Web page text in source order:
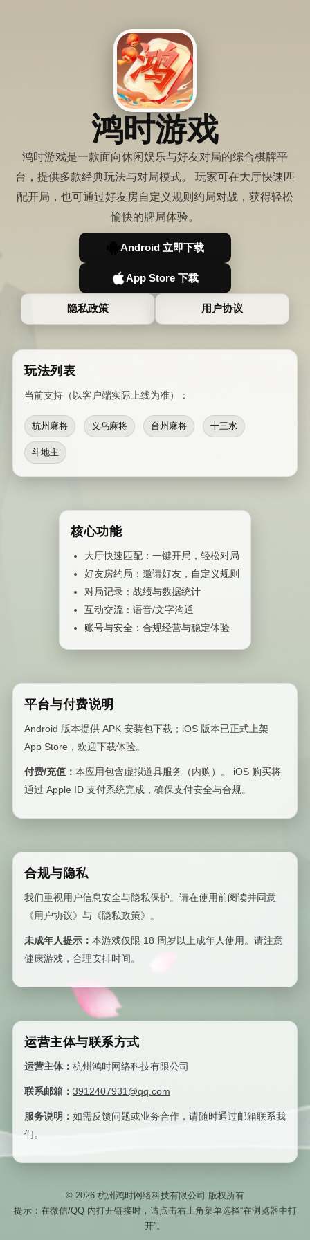
鸿时游戏
鸿时游戏是一款面向休闲娱乐与好友对局的综合棋牌平
台，提供多款经典玩法与对局模式。 玩家可在大厅快速匹
配开局，也可通过好友房自定义规则约局对战，获得轻松
愉快的牌局体验。
Android 立即下载
App Store 下载
隐私政策 用户协议
玩法列表
当前支持（以客户端实际上线为准）：
杭州麻将 义乌麻将 台州麻将 十三水
斗地主
核心功能
大厅快速匹配：一键开局，轻松对局
好友房约局：邀请好友，自定义规则
对局记录：战绩与数据统计
互动交流：语音/文字沟通
账号与安全：合规经营与稳定体验
平台与付费说明
Android 版本提供 APK 安装包下载；iOS 版本已正式上架
App Store，欢迎下载体验。
付费/充值： 本应用包含虚拟道具服务（内购）。 iOS 购买将
通过 Apple ID 支付系统完成，确保支付安全与合规。
合规与隐私
我们重视用户信息安全与隐私保护。请在使用前阅读并同意
《用户协议》与《隐私政策》。
未成年人提示： 本游戏仅限 18 周岁以上成年人使用。请注意
健康游戏，合理安排时间。
运营主体与联系方式
运营主体： 杭州鸿时网络科技有限公司
联系邮箱： 3912407931@qq.com
服务说明： 如需反馈问题或业务合作，请随时通过邮箱联系我
们。
© 2026 杭州鸿时网络科技有限公司 版权所有
提示：在微信/QQ 内打开链接时，请点击右上角菜单选择“在浏览器中打
开”。